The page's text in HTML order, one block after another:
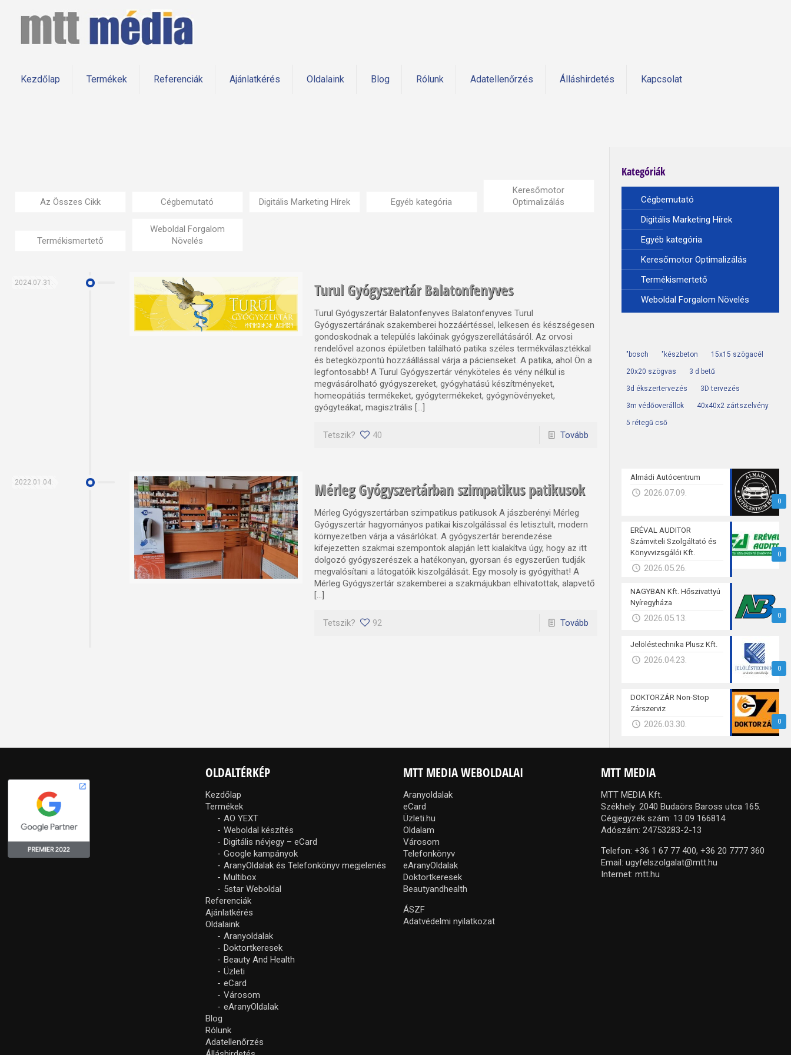
Kezdőlap Termékek Referenciák Ajánlatkérés Oldalaink Blog Rólunk Adatellenőrzés Álláshirdetés Kapcsolat
Az Összes Cikk Cégbemutató Digitális Marketing Hírek Egyéb kategória
Keresőmotor
Optimalizálás
Termékismertető
Weboldal Forgalom
Növelés
2024.07.31. Turul Gyógyszertár Balatonfenyves
Turul Gyógyszertár Balatonfenyves Balatonfenyves Turul
Gyógyszertárának szakemberei hozzáértéssel, lelkesen és készségesen
gondoskodnak a település lakóinak gyógyszerellátásáról. Az orvosi
rendelővel azonos épületben található patika széles termékválasztékkal
és betegközpontú hozzáállással várja a pácienseket. A patika, ahol Ön a
legfontosabb! A Turul Gyógyszertár vényköteles és vény nélkül is
megvásárolható gyógyszereket, gyógyhatású készítményeket,
homeopátiás termékeket, gyógytermékeket, gyógynövényeket,
gyógyteákat, magisztrális […]
Tetszik? 40 Tovább
2022.01.04. Mérleg Gyógyszertárban szimpatikus patikusok
Mérleg Gyógyszertárban szimpatikus patikusok A jászberényi Mérleg
Gyógyszertár hagyományos patikai kiszolgálással és letisztult, modern
környezetben várja a vásárlókat. A gyógyszertár berendezése
kifejezetten szakmai szempontok alapján lett kialakítva úgy, hogy az itt
dolgozó gyógyszerészek a hatékonyan, gyorsan és egyszerűen tudják
megvalósítani a látogatóik kiszolgálását. Egy mosoly is gyógyíthat! A
Mérleg Gyógyszertár szakemberei a szakmájukban elhivatottak, alapvető
[…]
Tetszik? 92 Tovább
Kategóriák
Cégbemutató
Digitális Marketing Hírek
Egyéb kategória
Keresőmotor Optimalizálás
Termékismertető
Weboldal Forgalom Növelés
"bosch "készbeton 15x15 szögacél
20x20 szögvas 3 d betű
3d ékszertervezés 3D tervezés
3m védőoverállok 40x40x2 zártszelvény
5 rétegű cső
0
Almádi Autócentrum
2026.07.09.
0
ERÉVAL AUDITOR
Számviteli Szolgáltató és
Könyvvizsgálói Kft.
2026.05.26.
0
NAGYBAN Kft. Hőszivattyú
Nyíregyháza
2026.05.13.
0
Jelöléstechnika Plusz Kft.
2026.04.23.
0
DOKTORZÁR Non-Stop
Zárszerviz
2026.03.30.
OLDALTÉRKÉP
Kezdőlap
Termékek
AO YEXT
Weboldal készítés
Digitális névjegy – eCard
Google kampányok
AranyOldalak és Telefonkönyv megjelenés
Multibox
5star Weboldal
Referenciák
Ajánlatkérés
Oldalaink
Aranyoldalak
Doktortkeresek
Beauty And Health
Üzleti
eCard
Városom
eAranyOldalak
Blog
Rólunk
Adatellenőrzés
MTT MEDIA WEBOLDALAI
Aranyoldalak
eCard
Üzleti.hu
Oldalam
Városom
Telefonkönyv
eAranyOldalak
Doktortkeresek
Beautyandhealth
ÁSZF
Adatvédelmi nyilatkozat
MTT MEDIA
MTT MEDIA Kft.
Székhely: 2040 Budaörs Baross utca 165.
Cégjegyzék szám: 13 09 166814
Adószám: 24753283-2-13
Telefon:+36 1 67 77 400, +36 20 7777 360
Email:ugyfelszolgalat@mtt.hu
Internet:mtt.hu